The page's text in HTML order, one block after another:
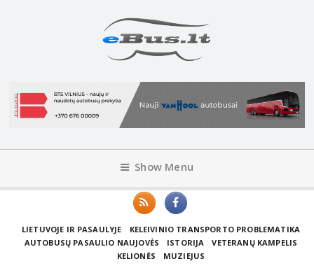
Show Menu
LIETUVOJE IR PASAULYJE
KELEIVINIO TRANSPORTO PROBLEMATIKA
AUTOBUSŲ PASAULIO NAUJOVĖS
ISTORIJA
VETERANŲ KAMPELIS
KELIONĖS
MUZIEJUS